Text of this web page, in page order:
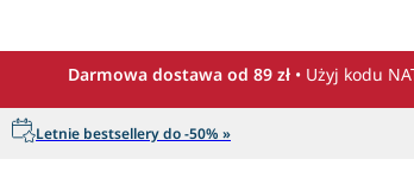
Darmowa dostawa od 89 zł • Użyj kodu
Letnie bestsellery do -50% »